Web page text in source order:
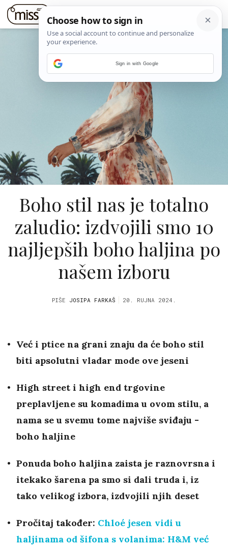
Boho stil nas je totalno
zaludio: izdvojili smo 10
najljepših boho haljina po
našem izboru
PIŠE JOSIPA FARKAŠ 20. RUJNA 2024.
Već i ptice na grani znaju da će boho stil
biti apsolutni vladar mode ove jeseni
High street i high end trgovine
preplavljene su komadima u ovom stilu, a
nama se u svemu tome najviše sviđaju -
boho haljine
Ponuda boho haljina zaista je raznovrsna i
itekako šarena pa smo si dali truda i, iz
tako velikog izbora, izdvojili njih deset
Pročitaj također: Chloé jesen vidi u
haljinama od šifona s volanima: H&M već
Sign in with Google